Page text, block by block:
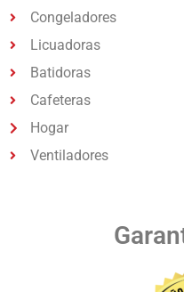
Congeladores
Licuadoras
Batidoras
Cafeteras
Hogar
Ventiladores